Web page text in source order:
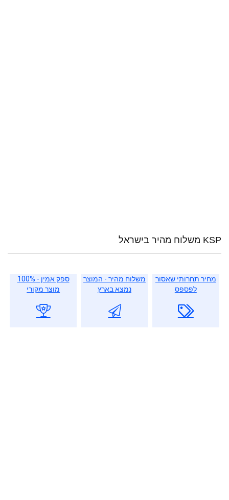
KSP משלוח מהיר בישראל
מחיר תחרותי שאסור
לפספס
משלוח מהיר - המוצר
נמצא בארץ
ספק אמין - 100%
מוצר מקורי